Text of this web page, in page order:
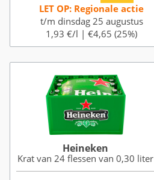
LET OP: Regionale actie
t/m dinsdag 25 augustus
1,93 €/l | €4,65 (25%)
Heineken
Krat van 24 flessen van 0,30 liter